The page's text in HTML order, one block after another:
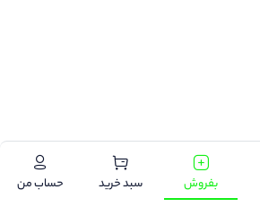
بفروش سبد خرید حساب من